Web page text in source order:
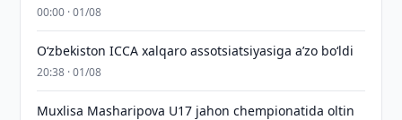
00:00 · 01/08
O‘zbekiston ICCA xalqaro assotsiatsiyasiga aʼzo bo‘ldi
20:38 · 01/08
Muxlisa Masharipova U17 jahon chempionatida oltin